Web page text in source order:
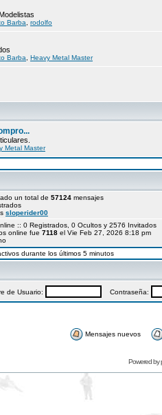
Barba rodolfo
Barba Heavy Metal Master
Metal Master
un total de 57124 mensajes
sloperider00
:: 0 Registrados, 0 Ocultos y 2576
online fue 7118 el Vie Feb 27, 2026 8:18 pm
durante los últimos 5 minutos
de Usuario: Contraseña:
Mensajes nuevos
Powered by